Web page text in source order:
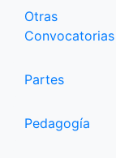
Otras
Convocatorias
Partes
Pedagogía